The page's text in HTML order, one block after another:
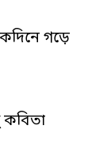
গড়ে
কবিতা